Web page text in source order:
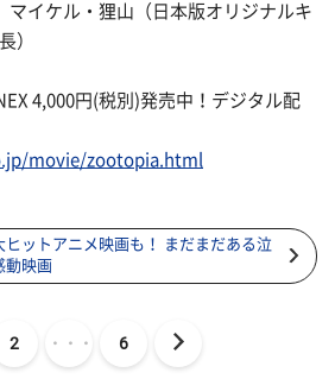
マイケル・狸山（日本版オリジナルキ
）
4,000円(税別)発売中！デジタル配
movie/zootopia.html
ヒットアニメ映画も！ まだまだある泣
動映画
2 ・・・ 6